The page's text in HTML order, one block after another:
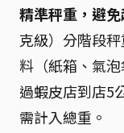
精準秤重，避免
克級）分階段
料（紙箱、氣
過蝦皮店到店5
需計入總重。